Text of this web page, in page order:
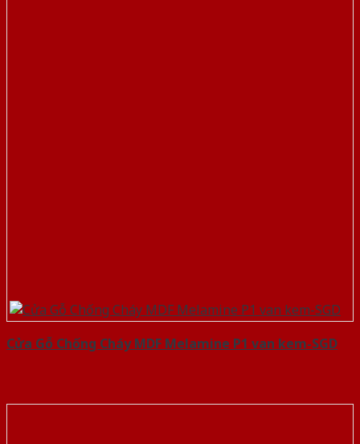
Cửa Gỗ Chống Cháy MDF Melamine P1 van kem-SGD